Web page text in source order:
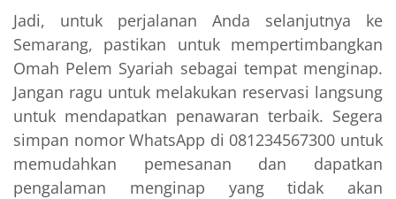
Jadi, untuk perjalanan Anda selanjutnya ke
Semarang, pastikan untuk mempertimbangkan
Omah Pelem Syariah sebagai tempat menginap.
Jangan ragu untuk melakukan reservasi langsung
untuk mendapatkan penawaran terbaik. Segera
simpan nomor WhatsApp di 081234567300 untuk
memudahkan pemesanan dan dapatkan
pengalaman menginap yang tidak akan